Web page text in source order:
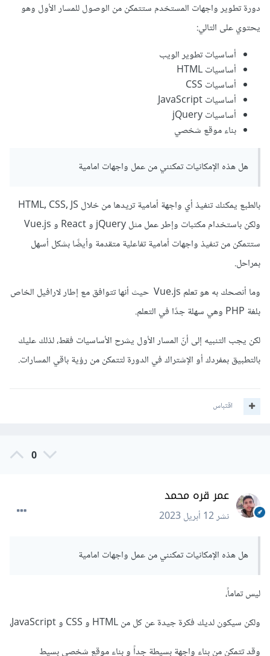
دورة تطوير واجهات المستخدم ستتمكن من الوصول للمسار الأول وهو
يحتوي على التالي:
أساسيات تطوير الويب
أساسيات HTML
أساسيات CSS
أساسيات JavaScript
أساسيات jQuery
بناء موقع شخصي
هل هذه الإمكانيات تمكنني من عمل واجهات امامية
بالطبع يمكنك تنفيذ أي واجهة أمامية تريدها من خلال HTML, CSS, JS
ولكن باستخدام مكتبات وإطر عمل مثل jQuery و React و Vue.js
ستتمكن من تنفيذ واجهات أمامية تفاعلية متقدمة وأيضًا بشكل أسهل
بمراحل.
وما أنصحك به هو تعلم Vue.js حيث أنها تتوافق مع إطار لارافيل الخاص
بلغة PHP وهي سهلة جدًا في التعلم.
لكن يجب التنبيه إلى أنّ المسار الأول يشرح الأساسيات فقط، لذلك عليك
بالتطبيق بمفردك أو الإشتراك في الدورة لتتمكن من رؤية باقي المسارات.
اقتباس
0
عمر قره محمد
نشر12 أبريل 2023
هل هذه الإمكانيات تمكنني من عمل واجهات امامية
ليس تماماً،
ولكن سيكون لديك فكرة جيدة عن كل من HTML و CSS و JavaScript،
وقد تتمكن من بناء واجهة بسيطة جداً و بناء موقع شخصي بسيط